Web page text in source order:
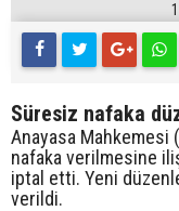
Süresiz nafaka
Anayasa Mahkemesi
nafaka verilmesine
iptal etti. Yeni
verildi.